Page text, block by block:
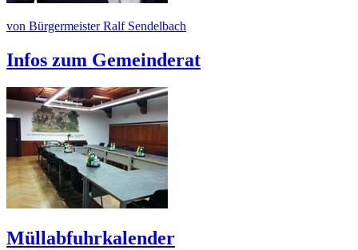
von Bürgermeister Ralf Sendelbach
Infos zum Gemeinderat
Müllabfuhrkalender